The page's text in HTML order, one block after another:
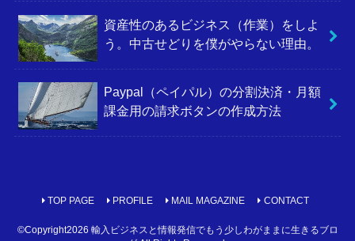
資産性のあるビジネス（作業）をしよ
う。中古せどりを僕がやらない理由。
Paypal（ペイパル）の分割決済・月額
課金用の請求ボタンの作成方法
TOP PAGE PROFILE MAIL MAGAZINE CONTACT
©Copyright2026 輸入ビジネスと情報発信でもう少しわがままに生きるブロ